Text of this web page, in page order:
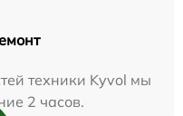
техники Kyvol мы
2 часов.